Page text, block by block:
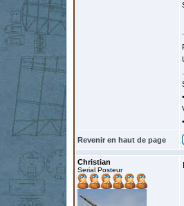
Revenir en haut de page
Christian
Serial Posteur